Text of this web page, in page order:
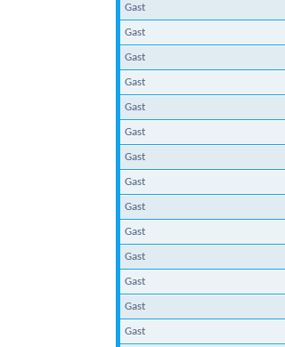
Gast
Gast
Gast
Gast
Gast
Gast
Gast
Gast
Gast
Gast
Gast
Gast
Gast
Gast